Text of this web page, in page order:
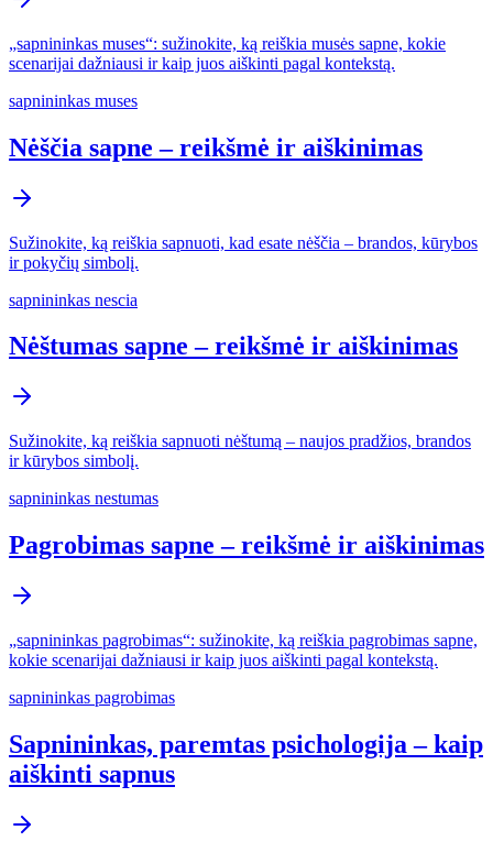
„sapnininkas muses“: sužinokite, ką reiškia musės sapne, kokie
scenarijai dažniausi ir kaip juos aiškinti pagal kontekstą.
sapnininkas muses
Nėščia sapne – reikšmė ir aiškinimas
Sužinokite, ką reiškia sapnuoti, kad esate nėščia – brandos, kūrybos
ir pokyčių simbolį.
sapnininkas nescia
Nėštumas sapne – reikšmė ir aiškinimas
Sužinokite, ką reiškia sapnuoti nėštumą – naujos pradžios, brandos
ir kūrybos simbolį.
sapnininkas nestumas
Pagrobimas sapne – reikšmė ir aiškinimas
„sapnininkas pagrobimas“: sužinokite, ką reiškia pagrobimas sapne,
kokie scenarijai dažniausi ir kaip juos aiškinti pagal kontekstą.
sapnininkas pagrobimas
Sapnininkas, paremtas psichologija – kaip
aiškinti sapnus